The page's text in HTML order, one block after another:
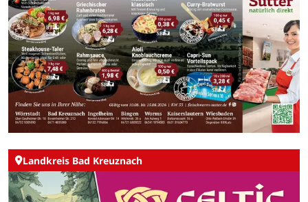
Landkreis Bad Kreuznach